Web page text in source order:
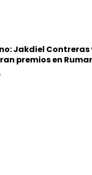
Jakdiel Contreras
premios en